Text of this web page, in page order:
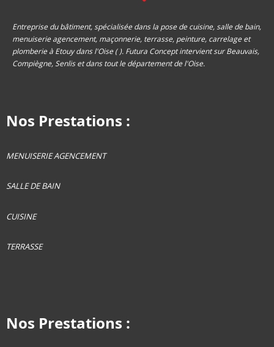
Entreprise du bâtiment, spécialisée dans la pose de cuisine, salle de bain,
menuiserie agencement, maçonnerie, terrasse, peinture, carrelage et
plomberie à Etouy dans l'Oise ( ). Futura Concept intervient sur Beauvais,
Compiègne, Senlis et dans tout le département de l'Oise.
Nos Prestations :
MENUISERIE AGENCEMENT
SALLE DE BAIN
CUISINE
TERRASSE
Nos Prestations :